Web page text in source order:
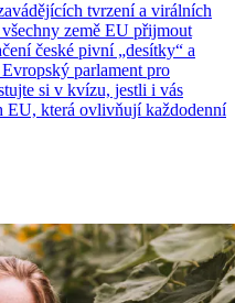
tvrzení a virálních
země EU přijmout
české pivní „desítky“ a
parlament pro
si v kvízu, jestli i vás
EU, která ovlivňují každodenní